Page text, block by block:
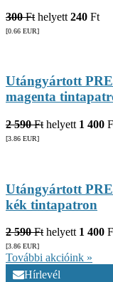
300 Ft helyett 240 Ft
[0.66 EUR]
Utángyártott
magenta
2 590 Ft helyett 1 400
[3.86 EUR]
Utángyártott
kék tintapatron
2 590 Fthelyett 1 400
[3.86 EUR]
További akcióink »
Hírlevél